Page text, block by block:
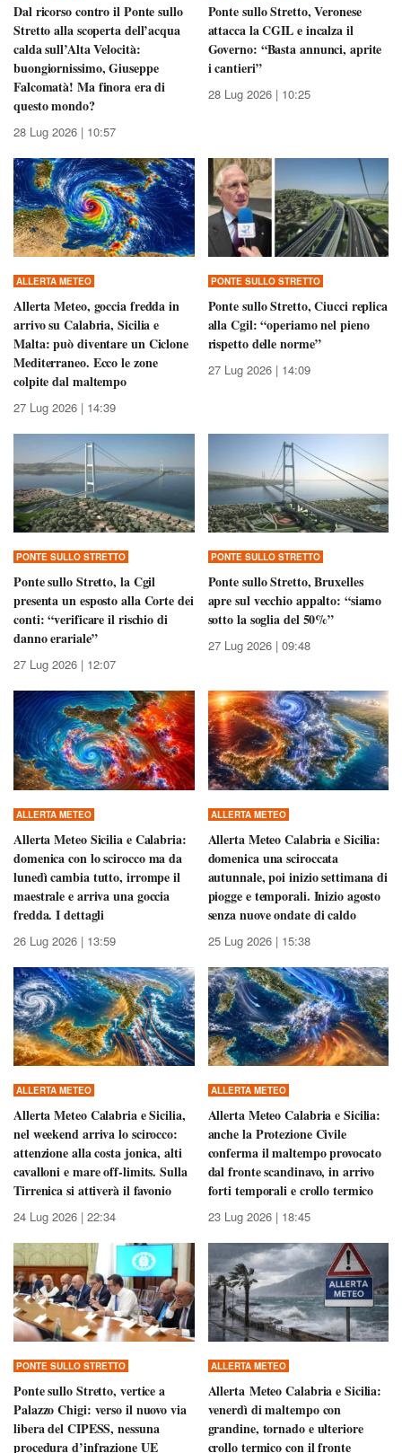
Dal ricorso contro il Ponte sullo
Stretto alla scoperta dell’acqua
calda sull’Alta Velocità:
buongiornissimo, Giuseppe
Falcomatà! Ma finora era di
questo mondo?
28 Lug 2026 | 10:57
Ponte sullo Stretto, Veronese
attacca la CGIL e incalza il
Governo: “Basta annunci, aprite
i cantieri”
28 Lug 2026 | 10:25
ALLERTA METEO
Allerta Meteo, goccia fredda in
arrivo su Calabria, Sicilia e
Malta: può diventare un Ciclone
Mediterraneo. Ecco le zone
colpite dal maltempo
27 Lug 2026 | 14:39
PONTE SULLO STRETTO
Ponte sullo Stretto, Ciucci replica
alla Cgil: “operiamo nel pieno
rispetto delle norme”
27 Lug 2026 | 14:09
PONTE SULLO STRETTO
Ponte sullo Stretto, la Cgil
presenta un esposto alla Corte dei
conti: “verificare il rischio di
danno erariale”
27 Lug 2026 | 12:07
PONTE SULLO STRETTO
Ponte sullo Stretto, Bruxelles
apre sul vecchio appalto: “siamo
sotto la soglia del 50%”
27 Lug 2026 | 09:48
ALLERTA METEO
Allerta Meteo Sicilia e Calabria:
domenica con lo scirocco ma da
lunedì cambia tutto, irrompe il
maestrale e arriva una goccia
fredda. I dettagli
26 Lug 2026 | 13:59
ALLERTA METEO
Allerta Meteo Calabria e Sicilia:
domenica una sciroccata
autunnale, poi inizio settimana di
piogge e temporali. Inizio agosto
senza nuove ondate di caldo
25 Lug 2026 | 15:38
ALLERTA METEO
Allerta Meteo Calabria e Sicilia,
nel weekend arriva lo scirocco:
attenzione alla costa jonica, alti
cavalloni e mare off-limits. Sulla
Tirrenica si attiverà il favonio
24 Lug 2026 | 22:34
ALLERTA METEO
Allerta Meteo Calabria e Sicilia:
anche la Protezione Civile
conferma il maltempo provocato
dal fronte scandinavo, in arrivo
forti temporali e crollo termico
23 Lug 2026 | 18:45
PONTE SULLO STRETTO
Ponte sullo Stretto, vertice a
Palazzo Chigi: verso il nuovo via
libera del CIPESS, nessuna
procedura d’infrazione UE
ALLERTA METEO
Allerta Meteo Calabria e Sicilia:
venerdì di maltempo con
grandine, tornado e ulteriore
crollo termico con il fronte